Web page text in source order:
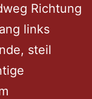
Richtung
links
steil